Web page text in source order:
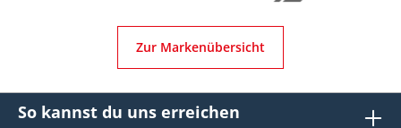
Zur Markenübersicht
So kannst du uns erreichen